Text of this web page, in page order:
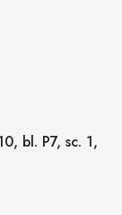
bl. P7, sc. 1,